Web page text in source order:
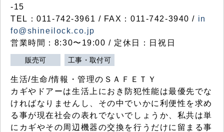
-15
TEL：011-742-3961 / FAX：011-742-3940 / in
fo@shineilock.co.jp
営業時間：8:30〜19:00 / 定休日：日祝日
販売可 工事・取付可
生活/生命/情報・管理のＳＡＦＥＴＹ
カギやドアーは生活上におき防犯性能は最優先でな
ければなりませんし、その中でいかに利便性を求め
る事が現在社会の表れでないでしょうか、私共は単
にカギやその周辺機器の交換を行うだけに留まる事